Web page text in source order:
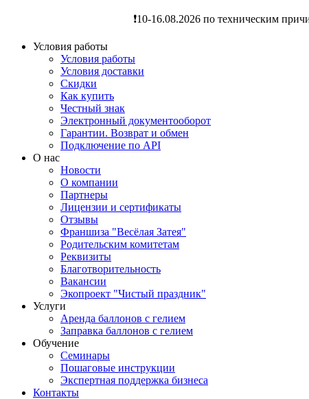
❗️10-16.08.2026 по техническим
Условия работы
Условия работы
Условия доставки
Скидки
Как купить
Честный знак
Электронный документооборот
Гарантии. Возврат и обмен
Подключение по API
О нас
Новости
О компании
Партнеры
Лицензии и сертификаты
Отзывы
Франшиза "Весёлая Затея"
Родительским комитетам
Реквизиты
Благотворительность
Вакансии
Экопроект "Чистый праздник"
Услуги
Аренда баллонов с гелием
Заправка баллонов с гелием
Обучение
Семинары
Пошаговые инструкции
Экспертная поддержка бизнеса
Контакты